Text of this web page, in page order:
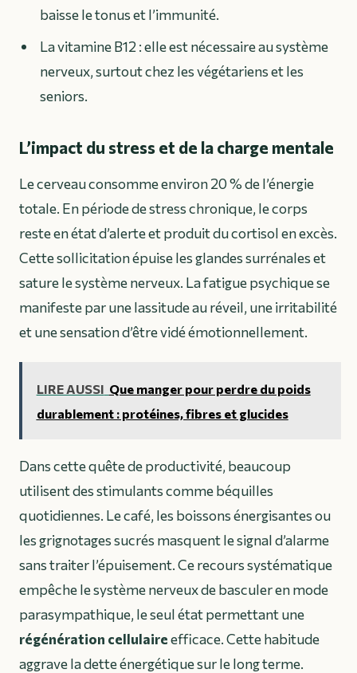
baisse le tonus et l’immunité.
La vitamine B12 : elle est nécessaire au système
nerveux, surtout chez les végétariens et les
seniors.
L’impact du stress et de la charge mentale
Le cerveau consomme environ 20 % de l’énergie
totale. En période de stress chronique, le corps
reste en état d’alerte et produit du cortisol en excès.
Cette sollicitation épuise les glandes surrénales et
sature le système nerveux. La fatigue psychique se
manifeste par une lassitude au réveil, une irritabilité
et une sensation d’être vidé émotionnellement.
LIRE AUSSI Que manger pour perdre du poids
durablement : protéines, fibres et glucides
Dans cette quête de productivité, beaucoup
utilisent des stimulants comme béquilles
quotidiennes. Le café, les boissons énergisantes ou
les grignotages sucrés masquent le signal d’alarme
sans traiter l’épuisement. Ce recours systématique
empêche le système nerveux de basculer en mode
parasympathique, le seul état permettant une
régénération cellulaireefficace. Cette habitude
aggrave la dette énergétique sur le long terme.